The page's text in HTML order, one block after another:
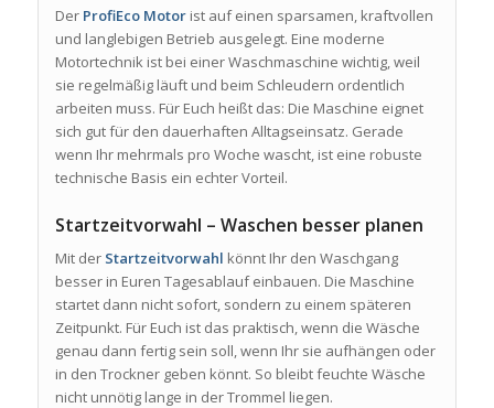
Der ProfiEco Motorist auf einen sparsamen, kraftvollen
und langlebigen Betrieb ausgelegt. Eine moderne
Motortechnik ist bei einer Waschmaschine wichtig, weil
sie regelmäßig läuft und beim Schleudern ordentlich
arbeiten muss. Für Euch heißt das: Die Maschine eignet
sich gut für den dauerhaften Alltagseinsatz. Gerade
wenn Ihr mehrmals pro Woche wascht, ist eine robuste
technische Basis ein echter Vorteil.
Startzeitvorwahl – Waschen besser planen
Mit der Startzeitvorwahl könnt Ihr den Waschgang
besser in Euren Tagesablauf einbauen. Die Maschine
startet dann nicht sofort, sondern zu einem späteren
Zeitpunkt. Für Euch ist das praktisch, wenn die Wäsche
genau dann fertig sein soll, wenn Ihr sie aufhängen oder
in den Trockner geben könnt. So bleibt feuchte Wäsche
nicht unnötig lange in der Trommel liegen.